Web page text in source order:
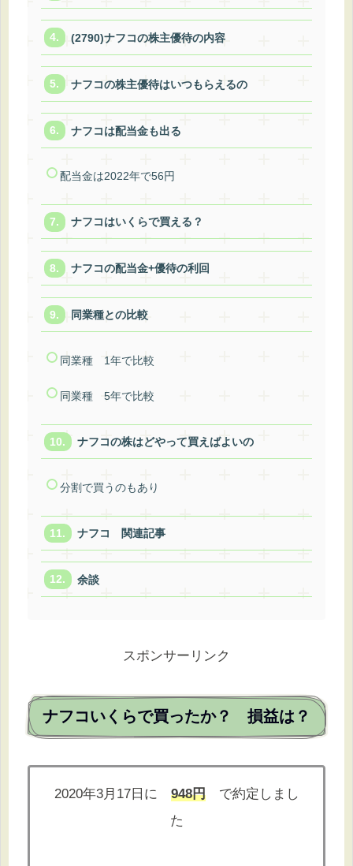
(2790)ナフコの株主優待の内容
ナフコの株主優待はいつもらえるの
ナフコは配当金も出る
配当金は2022年で56円
ナフコはいくらで買える？
ナフコの配当金+優待の利回
同業種との比較
同業種 1年で比較
同業種 5年で比較
ナフコの株はどやって買えばよいの
分割で買うのもあり
ナフコ 関連記事
余談
スポンサーリンク
ナフコいくらで買ったか？ 損益は？
2020年3月17日に 948円で約定しまし
た